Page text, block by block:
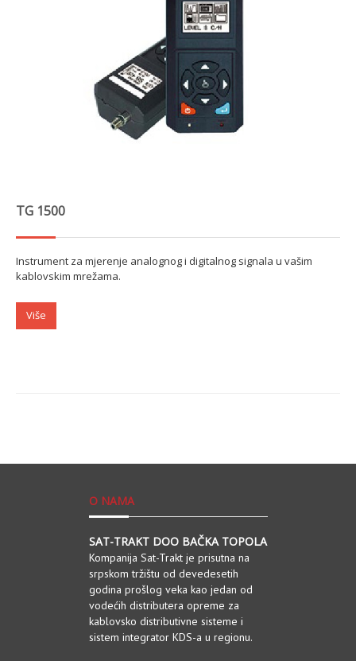
TG 1500
Instrument za mjerenje analognog i digitalnog signala u vašim
kablovskim mrežama.
Više
O NAMA
SAT-TRAKT DOO BAČKA TOPOLA
Kompanija Sat-Trakt je prisutna na
srpskom tržištu od devedesetih
godina prošlog veka kao jedan od
vodećih distributera opreme za
kablovsko distributivne sisteme i
sistem integrator KDS-a u regionu.